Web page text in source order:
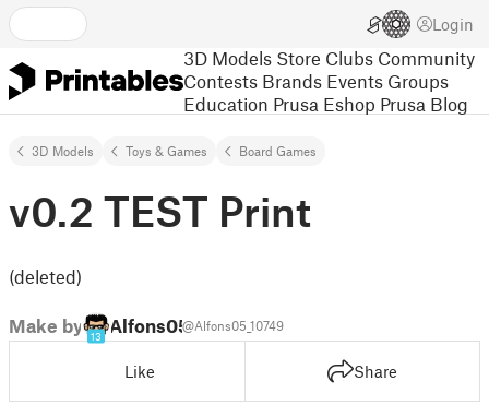
Login
3D Models Store Clubs Community
Contests Brands Events Groups
Education Prusa Eshop Prusa Blog
3D Models Toys & Games Board Games
v0.2 TEST Print
(deleted)
Make by
13
Alfons05@Alfons05_10749
Like Share